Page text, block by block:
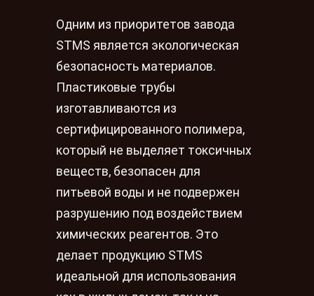
Одним из приоритетов завода
STMS является экологическая
безопасность материалов.
Пластиковые трубы
изготавливаются из
сертифицированного полимера,
который не выделяет токсичных
веществ, безопасен для
питьевой воды и не подвержен
разрушению под воздействием
химических реагентов. Это
делает продукцию STMS
идеальной для использования